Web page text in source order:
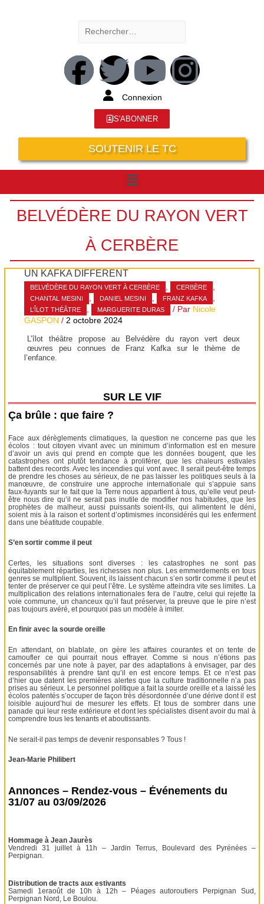
Connexion
S'ABONNER
SOUTENIR LE TC
BELVÉDÈRE DU RAYON VERT
À CERBÈRE
UN KAFKA DIFFÉRENT
BELVÉDÈRE DU RAYON VERT À CERBÈRE , CERBÈRE ,
CHANTAL MESINI , DANIEL MESINI , FRANZ KAFKA ,
L’ÎLOT THÉÂTRE , MARGUERITE DURAS / Par Nicole
GASPON /2 octobre 2024
L’îlot théâtre propose au Belvédère du rayon vert deux
œuvres peu connues de Franz Kafka sur le thème de
l’enfance.
SUR LE VIF
Ça brûle : que faire ?
Face aux dérèglements climatiques, la question ne concerne pas que les
écolos : tout citoyen vivant avec un minimum d’information est en mesure
d’avoir un avis qui prend en compte que les données bougent, que les
catastrophes ont plutôt tendance à proliférer, que les chaleurs estivales
battent des records. Avec les incendies qui vont avec. Il serait peut-être temps
de prendre les choses au sérieux, de ne pas laisser les politiques seuls à la
manœuvre, de construire une approche internationale qui s’appuie sans
faux-fuyants sur le fait que la Terre nous appartient à tous, qu’elle veut peut-
être nous dire qu’il ne serait pas inutile de modifier nos habitudes, que les
prophètes de malheur, aussi puissants soient-ils, qui alimentent le déni,
soient mis à la raison et sortent d’optimismes inconsidérés qui les enferment
dans une béatitude coupable.
S’en sortir comme il peut
Certes, les situations sont diverses : les catastrophes ne sont pas
équitablement réparties, les richesses non plus. Les emmerdements en tous
genres se multiplient. Souvent, ils laissent chacun s’en sortir comme il peut et
tenter de préserver ce qui peut l’être. Le système atteindra vite ses limites. La
multiplication des relations internationales fera de l’autre, celui qui rejette la
voie commune, un chanceux qu’il faut préserver, la preuve que le pire n’est
pas toujours avéré, et pourquoi pas un modèle à imiter.
En finir avec la sourde oreille
En attendant, on blablate, on gère les affaires courantes et on tente de
camoufler ce qui pourrait nous effrayer. Comme si nous n’étions pas
concernés par une note à payer, par des adaptations à envisager, par des
responsabilités à prendre tant qu’il en est encore temps. Et ce n’est pas
d’hier que datent les premières alertes que la culture traditionnelle n’a pas
prises au sérieux. Le personnel politique a fait la sourde oreille et a laissé les
écolos patentés s’occuper de façon très désordonnée d’une dérive dont il est
loisible aujourd’hui de mesurer les effets. Et tous de sombrer dans une
panade qui leur reste extérieure et dont les spécialistes disent avoir du mal à
comprendre tous les tenants et aboutissants.
Ne serait-il pas temps de devenir responsables ? Tous !
Jean-Marie Philibert
Annonces – Rendez-vous – Événements du
31/07 au 03/09/2026
Hommage à Jean Jaurès
Vendredi 31 juillet à 11h – Jardin Terrus, Boulevard des Pyrénées –
Perpignan.
Distribution de tracts aux estivants
Samedi 1eraoût de 10h à 12h – Péages autoroutiers Perpignan Sud,
Perpignan Nord, Le Boulou.